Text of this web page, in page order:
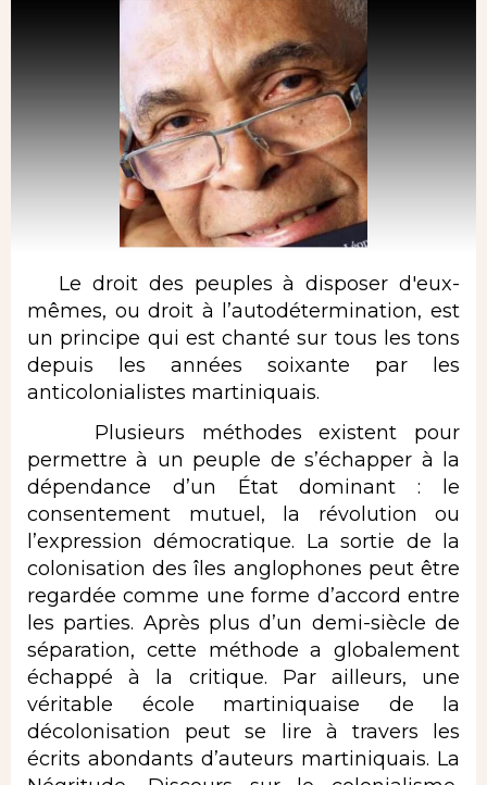
Le droit des peuples à disposer d'eux-
mêmes, ou droit à l’autodétermination, est
un principe qui est chanté sur tous les tons
depuis les années soixante par les
anticolonialistes martiniquais.
Plusieurs méthodes existent pour
permettre à un peuple de s’échapper à la
dépendance d’un État dominant : le
consentement mutuel, la révolution ou
l’expression démocratique. La sortie de la
colonisation des îles anglophones peut être
regardée comme une forme d’accord entre
les parties. Après plus d’un demi-siècle de
séparation, cette méthode a globalement
échappé à la critique. Par ailleurs, une
véritable école martiniquaise de la
décolonisation peut se lire à travers les
écrits abondants d’auteurs martiniquais. La